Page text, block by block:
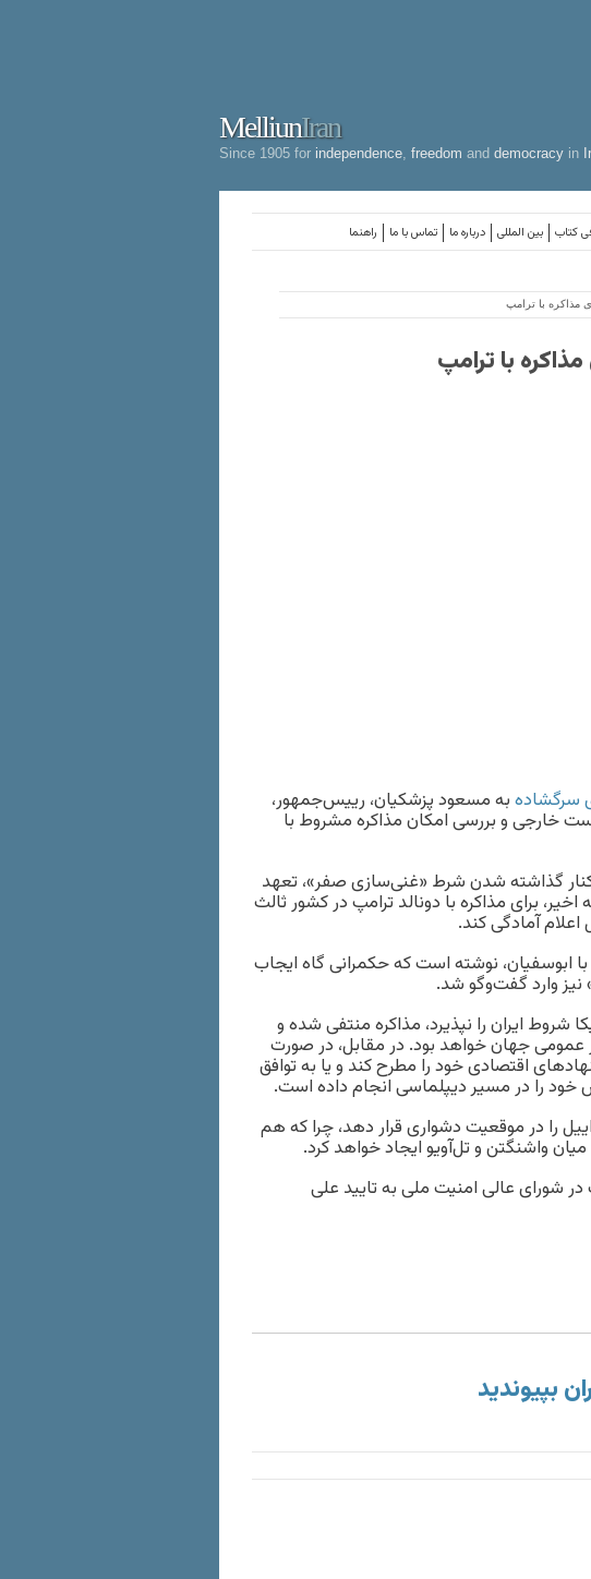
MelliunIran
Since 1905 for independence freedom and democracy in
راهنما تماس با ما درباره ما بین المللی کتاب
مذاکره با ترامپ
با ترامپ
سرگشادهبه مسعود پزشکیان، رییس‌جمهور،
خارجی و بررسی امکان مذاکره مشروط با
گذاشته شدن شرط «غنی‌سازی صفر»، تعهد
برای مذاکره با دونالد ترامپ در کشور ثالث
آمادگی کند.
با ابوسفیان، نوشته است که حکمرانی گاه ایجاب
وارد گفت‌وگو شد.
شروط ایران را نپذیرد، مذاکره منتفی شده و
عمومی جهان خواهد بود. در مقابل، در صورت
اقتصادی خود را مطرح کند و یا به توافق
را در مسیر دیپلماسی انجام داده است.
را در موقعیت دشواری قرار دهد، چرا که هم
واشنگتن و تل‌آویو ایجاد خواهد کرد.
شورای عالی امنیت ملی به تایید علی
بپیوندید